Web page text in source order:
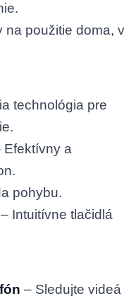
na použitie doma, v
technológia pre
Efektívny a
pohybu.
– Intuitívne tlačidlá
– Sledujte videá